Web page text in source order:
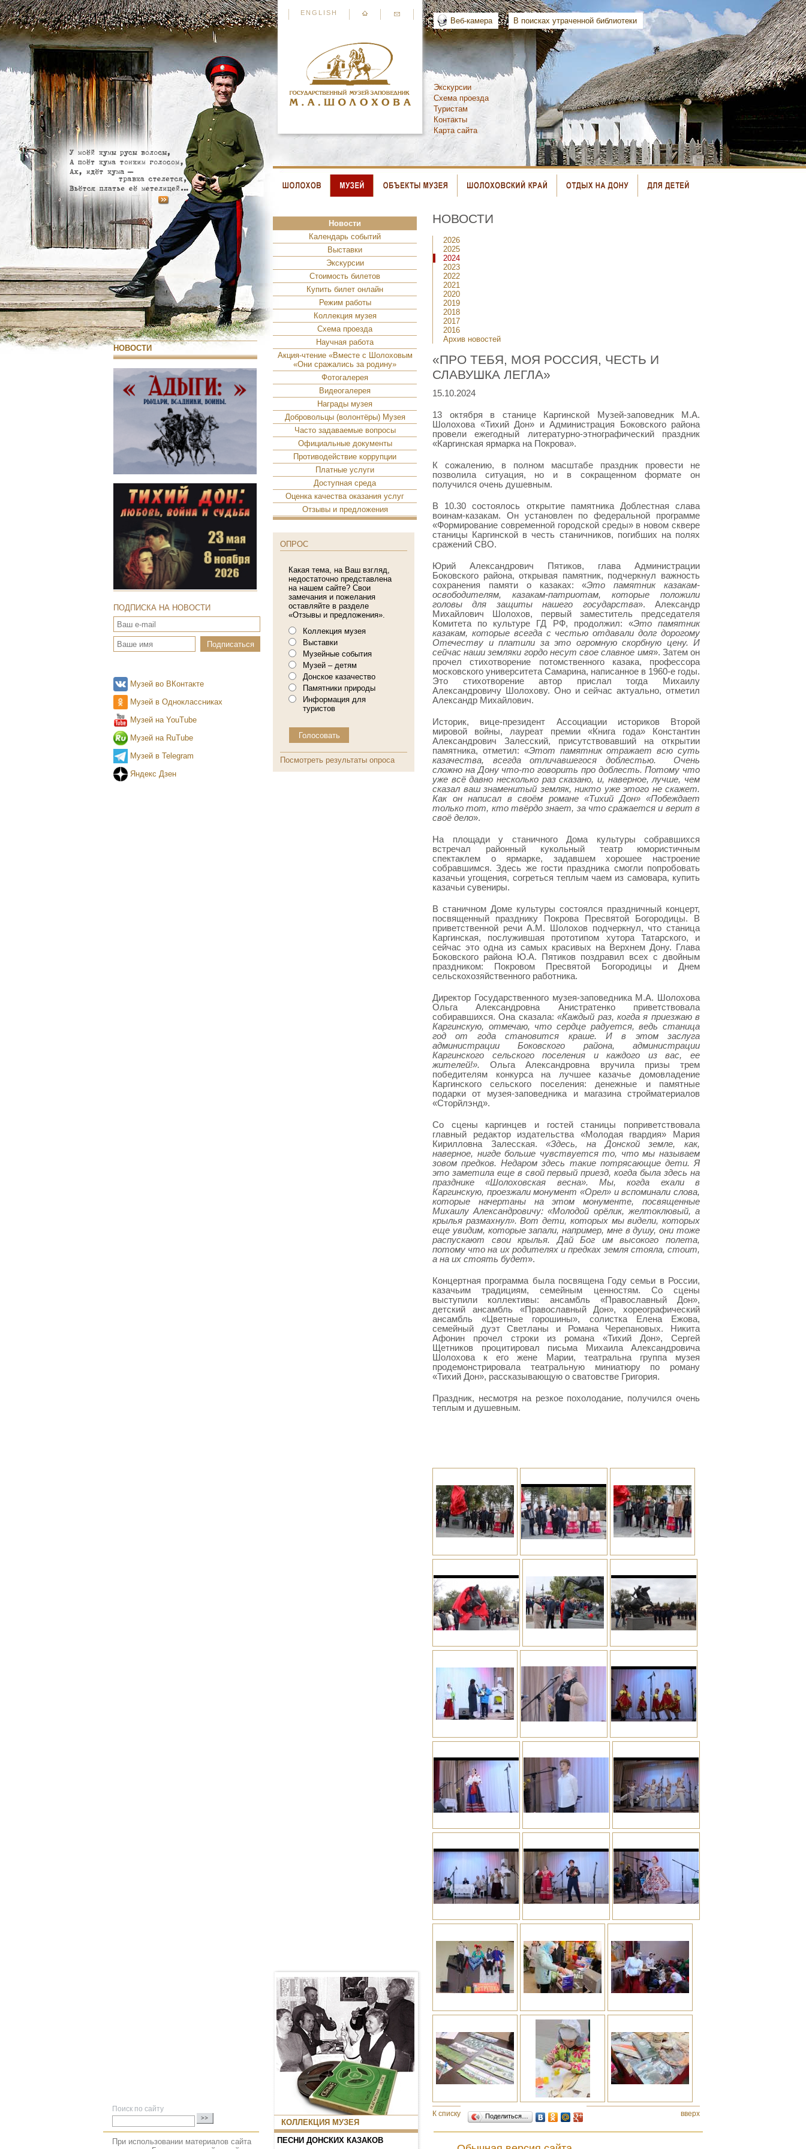
ENGLISH
Веб-камера В поисках утраченной библиотеки
Экскурсии
Схема проезда
Туристам
Контакты
Карта сайта
НОВОСТИ
ПОДПИСКА НА НОВОСТИ
Музей во ВКонтакте
Музей в Одноклассниках
Музей на YouTube
Музей на RuTube
Музей в Telegram
Яндекс Дзен
Новости
Календарь событий
Выставки
Экскурсии
Стоимость билетов
Купить билет онлайн
Режим работы
Коллекция музея
Схема проезда
Научная работа
Акция-чтение «Вместе с Шолоховым
«Они сражались за родину»
Фотогалерея
Видеогалерея
Награды музея
Добровольцы (волонтёры) Музея
Часто задаваемые вопросы
Официальные документы
Противодействие коррупции
Платные услуги
Доступная среда
Оценка качества оказания услуг
Отзывы и предложения
ОПРОС
Какая тема, на Ваш взгляд,
недостаточно представлена
на нашем сайте? Свои
замечания и пожелания
оставляйте в разделе
«Отзывы и предложения».
Коллекция музея
Выставки
Музейные события
Музей – детям
Донское казачество
Памятники природы
Информация для
туристов
Посмотреть результаты опроса
НОВОСТИ
2026
2025
2024
2023
2022
2021
2020
2019
2018
2017
2016
Архив новостей
«ПРО ТЕБЯ, МОЯ РОССИЯ, ЧЕСТЬ И
СЛАВУШКА ЛЕГЛА»
15.10.2024
13 октября в станице Каргинской Музей-заповедник М.А.
Шолохова «Тихий Дон» и Администрация Боковского района
провели ежегодный литературно-этнографический праздник
«Каргинская ярмарка на Покрова».
К сожалению, в полном масштабе праздник провести не
позволила ситуация, но и в сокращенном формате он
получился очень душевным.
В 10.30 состоялось открытие памятника Доблестная слава
воинам-казакам. Он установлен по федеральной программе
«Формирование современной городской среды» в новом сквере
станицы Каргинской в честь станичников, погибших на полях
сражений СВО.
Юрий Александрович Пятиков, глава Администрации
Боковского района, открывая памятник, подчеркнул важность
сохранения памяти о казаках: «Это памятник казакам-
освободителям, казакам-патриотам, которые положили
головы для защиты нашего государства». Александр
Михайлович Шолохов, первый заместитель председателя
Комитета по культуре ГД РФ, продолжил: «Это памятник
казакам, которые всегда с честью отдавали долг дорогому
Отечеству и платили за это огромную скорбную цену. И
сейчас наши земляки гордо несут свое славное имя». Затем он
прочел стихотворение потомственного казака, профессора
московского университета Самарина, написанное в 1960-е годы.
Это стихотворение автор прислал тогда Михаилу
Александровичу Шолохову. Оно и сейчас актуально, отметил
Александр Михайлович.
Историк, вице-президент Ассоциации историков Второй
мировой войны, лауреат премии «Книга года» Константин
Александрович Залесский, присутствовавший на открытии
памятника, отметил: «Этот памятник отражает всю суть
казачества, всегда отличавшегося доблестью.
Очень
сложно на Дону что-то говорить про доблесть. Потому что
уже всё давно несколько раз сказано, и, наверное, лучше, чем
сказал ваш знаменитый земляк, никто уже этого не скажет.
Как он написал в своём романе «Тихий Дон» «Побеждает
только тот, кто твёрдо знает, за что сражается и верит в
своё дело».
На площади у станичного Дома культуры собравшихся
встречал районный кукольный театр юмористичным
спектаклем о ярмарке, задавшем хорошее настроение
собравшимся. Здесь же гости праздника смогли попробовать
казачьи угощения, согреться теплым чаем из самовара, купить
казачьи сувениры.
В станичном Доме культуры состоялся праздничный концерт,
посвященный празднику Покрова Пресвятой Богородицы. В
приветственной речи А.М. Шолохов подчеркнул, что станица
Каргинская, послужившая прототипом хутора Татарского, и
сейчас это одна из самых красивых на Верхнем Дону. Глава
Боковского района Ю.А. Пятиков поздравил всех с двойным
праздником: Покровом Пресвятой Богородицы и Днем
сельскохозяйственного работника.
Директор Государственного музея-заповедника М.А. Шолохова
Ольга Александровна Анистратенко приветствовала
собиравшихся. Она сказала:«Каждый раз, когда я приезжаю в
Каргинскую, отмечаю, что сердце радуется, ведь станица
год от года становится краше. И в этом заслуга
администрации Боковского района, администрации
Каргинского сельского поселения и каждого из вас, ее
жителей!». Ольга Александровна вручила призы трем
победителям конкурса на лучшее казачье домовладение
Каргинского сельского поселения: денежные и памятные
подарки от музея-заповедника и магазина стройматериалов
«Сторйлэнд».
Со сцены каргинцев и гостей станицы поприветствовала
главный редактор издательства «Молодая гвардия» Мария
Кирилловна Залесская.«Здесь, на Донской земле, как,
наверное, нигде больше чувствуется то, что мы называем
зовом предков. Недаром здесь такие потрясающие дети. Я
это заметила еще в свой первый приезд, когда была здесь на
празднике «Шолоховская весна». Мы, когда ехали в
Каргинскую, проезжали монумент «Орел» и вспоминали слова,
которые начертаны на этом монументе, посвященные
Михаилу Александровичу: «Молодой орёлик, желтоклювый, а
крылья размахнул». Вот дети, которых мы видели, которых
еще увидим, которые запали, например, мне в душу, они тоже
распускают свои крылья. Дай Бог им высокого полета,
потому что на их родителях и предках земля стояла, стоит,
а на их стоять будет».
Концертная программа была посвящена Году семьи в России,
казачьим традициям, семейным ценностям. Со сцены
выступили коллективы: ансамбль «Православный Дон»,
детский ансамбль «Православный Дон», хореографический
ансамбль «Цветные горошины», солистка Елена Ежова,
семейный дуэт Светланы и Романа Черепановых. Никита
Афонин прочел строки из романа «Тихий Дон», Сергей
Щетников процитировал письма Михаила Александровича
Шолохова к его жене Марии, театральна группа музея
продемонстрировала театральную миниатюру по роману
«Тихий Дон», рассказывающую о сватовстве Григория.
Праздник, несмотря на резкое похолодание, получился очень
теплым и душевным.
К списку новостей вверх
Поделиться…
Поиск по сайту
При использовании материалов сайта
КОЛЛЕКЦИЯ МУЗЕЯ
ПЕСНИ ДОНСКИХ КАЗАКОВ